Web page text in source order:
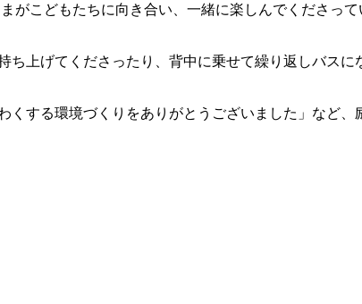
がこどもたちに向き合い、一緒に楽しんでくださっ
上げてくださったり、背中に乗せて繰り返しバス
する環境づくりをありがとうございました」など